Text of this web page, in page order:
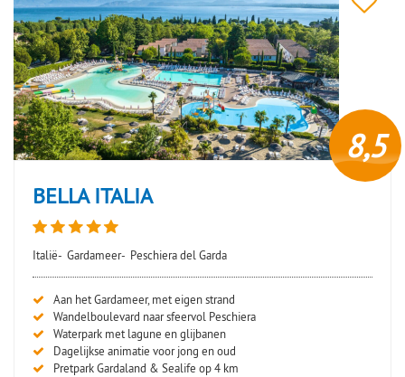
8,5
BELLA ITALIA
Italië- Gardameer- Peschiera del Garda
Aan het Gardameer, met eigen strand
Wandelboulevard naar sfeervol Peschiera
Waterpark met lagune en glijbanen
Dagelijkse animatie voor jong en oud
Pretpark Gardaland & Sealife op 4 km